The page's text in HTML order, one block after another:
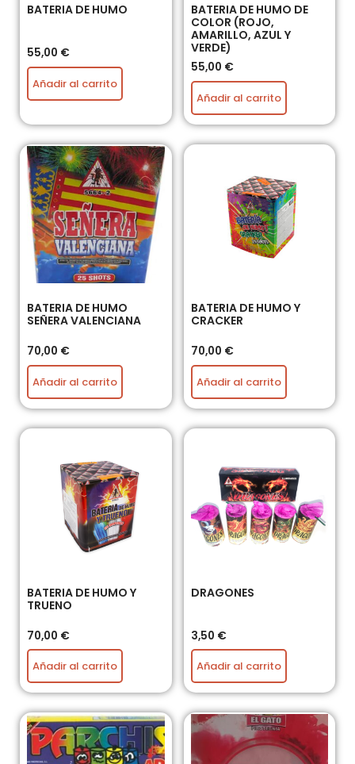
BATERIA DE HUMO
55,00 €
Añadir al carrito
BATERIA DE HUMO DE
COLOR (ROJO,
AMARILLO, AZUL Y
VERDE)
55,00 €
Añadir al carrito
BATERIA DE HUMO
SEÑERA VALENCIANA
70,00 €
Añadir al carrito
BATERIA DE HUMO Y
CRACKER
70,00 €
Añadir al carrito
BATERIA DE HUMO Y
TRUENO
70,00 €
Añadir al carrito
DRAGONES
3,50 €
Añadir al carrito